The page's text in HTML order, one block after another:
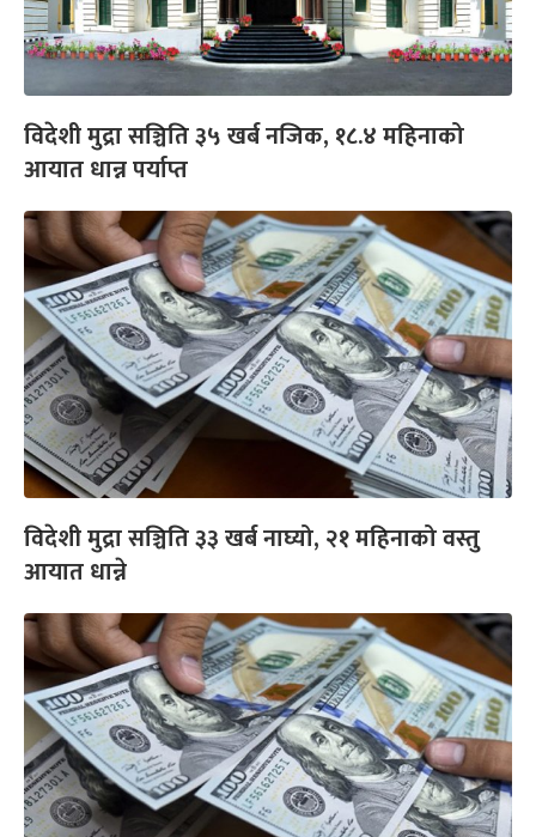
विदेशी मुद्रा सञ्चिति ३५ खर्ब नजिक, १८.४ महिनाको
आयात धान्न पर्याप्त
विदेशी मुद्रा सञ्चिति ३३ खर्ब नाघ्यो, २१ महिनाको वस्तु
आयात धान्ने